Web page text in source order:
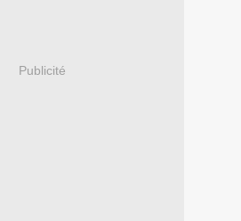
Publicité